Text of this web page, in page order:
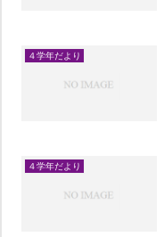
４学年だより
４学年だより